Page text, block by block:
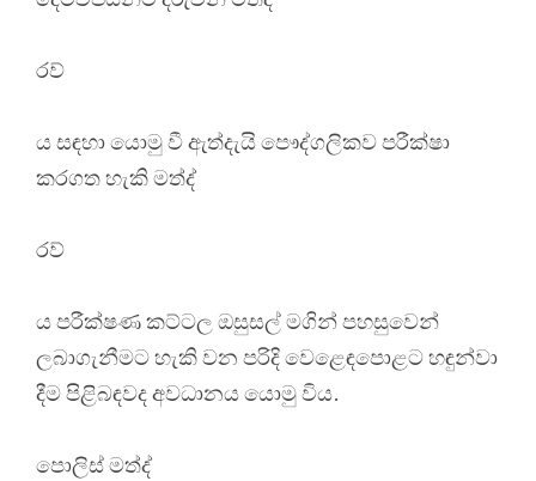
රව්
ය සඳහා යොමු වී ඇත්දැයි පෞද්ගලිකව පරීක්ෂා
කරගත හැකි මත්ද්
රව්
ය පරීක්ෂණ කට්ටල ඔසුසල් මගින් පහසුවෙන්
ලබාගැනීමට හැකි වන පරිදි වෙළෙඳපොළට හඳුන්වා
දීම පිළිබඳවද අවධානය යොමු විය.
පොලිස් මත්ද්